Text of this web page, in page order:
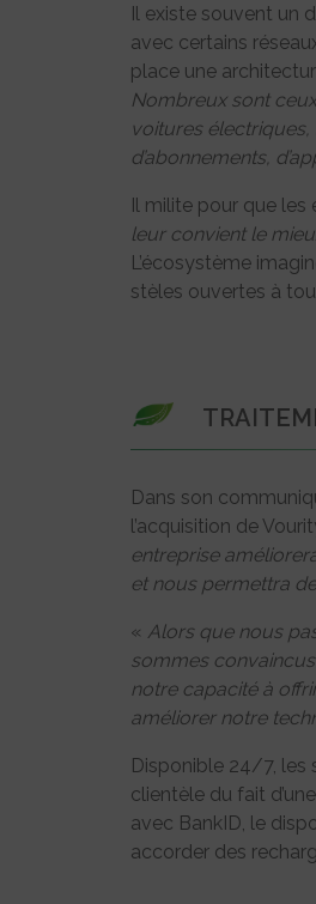
Il existe souvent un
avec certains
place une
Nombreux sont
voitures électriques,
d’abonnements,
Il milite pour que
leur convient le
L’écosystème
stèles ouvertes à
Dans son
l’acquisition de
entreprise
et nous permettra
« Alors que nous
sommes convaincus
notre capacité à
améliorer notre
Disponible 24/7, les
clientèle du fait
avec BankID, le
accorder des